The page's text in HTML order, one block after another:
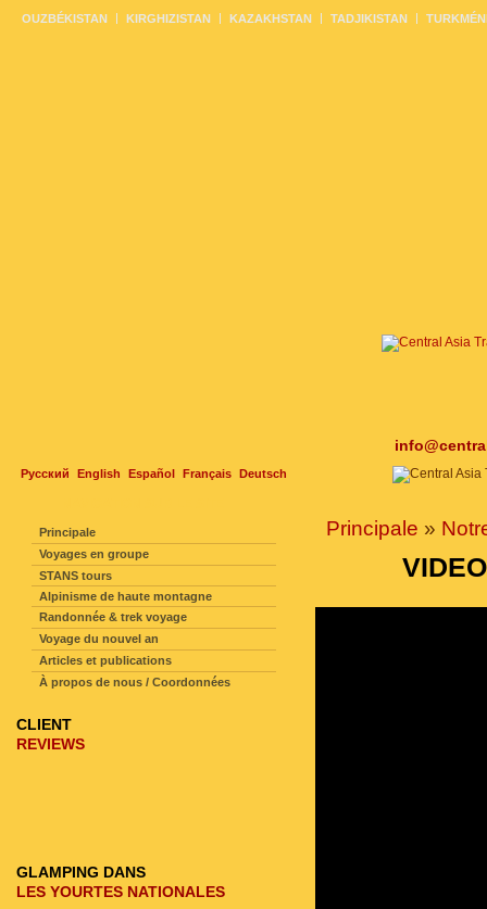
Русский English Español Français Deutsch
OUZBÉKISTAN KIRGHIZISTAN KAZAKHSTAN TADJIKISTAN
Principale »
Principale
Voyages en groupe
STANS tours
Alpinisme de haute montagne
Randonnée & trek voyage
Voyage du nouvel an
Articles et publications
À propos de nous / Coordonnées
CLIENT
REVIEWS
GLAMPING DANS
LES YOURTES NATIONALES